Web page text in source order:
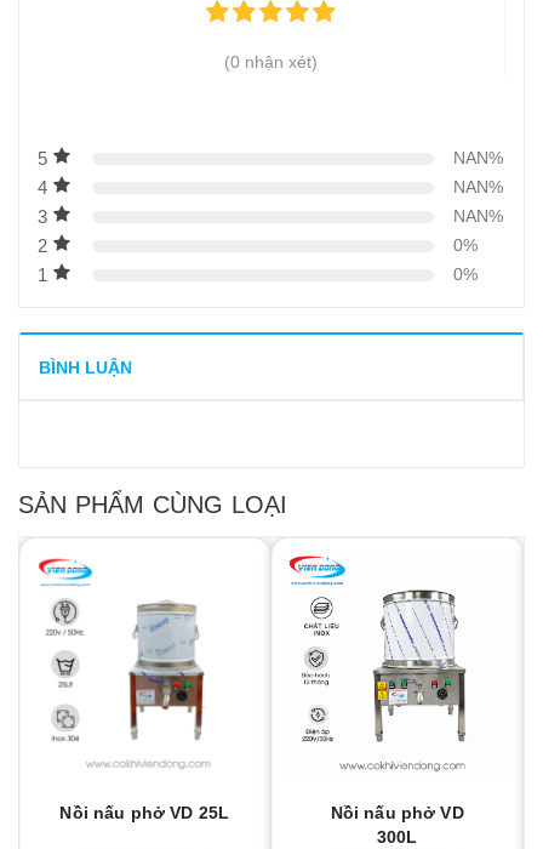
(0 nhận xét)
5 NAN%
4 NAN%
3 NAN%
2 0%
1 0%
BÌNH LUẬN
SẢN PHẨM CÙNG LOẠI
Nồi nấu phở VD 25L
Nồi nấu phở VD
300L